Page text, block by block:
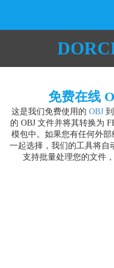
免费在线
这是我们免费使用的 OBJ 到
的 OBJ 文件并将其转换为
模包中。如果您有任何外
一起选择，我们的工具将自
支持批量处理您的文件